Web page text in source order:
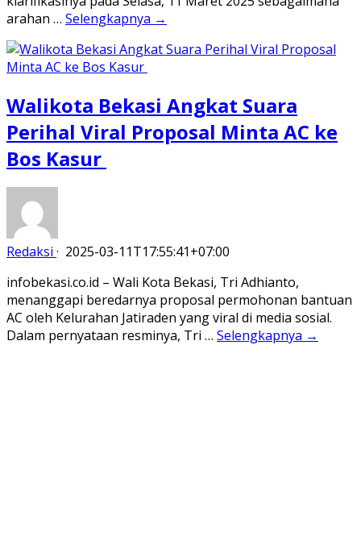
arahan … Selengkapnya →
Walikota Bekasi Angkat Suara
Perihal Viral Proposal Minta AC ke
Bos Kasur
Redaksi · 2025-03-11T17:55:41+07:00
infobekasi.co.id – Wali Kota Bekasi, Tri Adhianto,
menanggapi beredarnya proposal permohonan bantuan
AC oleh Kelurahan Jatiraden yang viral di media sosial.
Dalam pernyataan resminya, Tri … Selengkapnya →